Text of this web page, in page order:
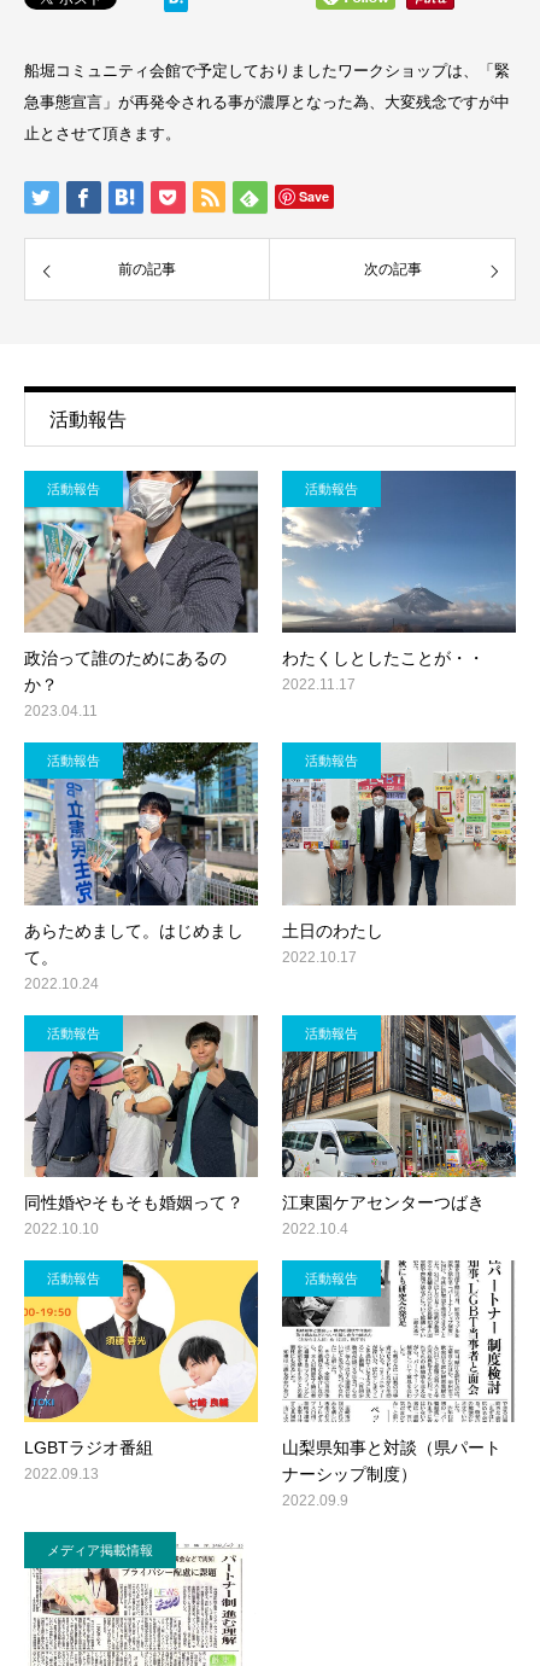
船堀コミュニティ会館で予定しておりましたワークショップは、「緊
急事態宣言」が再発令される事が濃厚となった為、大変残念ですが中
止とさせて頂きます。
Save
前の記事 次の記事
活動報告
活動報告
政治って誰のためにあるの
か？
2023.04.11
活動報告
わたくしとしたことが・・
2022.11.17
活動報告
あらためまして。はじめまし
て。
2022.10.24
活動報告
土日のわたし
2022.10.17
活動報告
同性婚やそもそも婚姻って？
2022.10.10
活動報告
江東園ケアセンターつばき
2022.10.4
活動報告
LGBTラジオ番組
2022.09.13
活動報告
山梨県知事と対談（県パート
ナーシップ制度）
2022.09.9
メディア掲載情報